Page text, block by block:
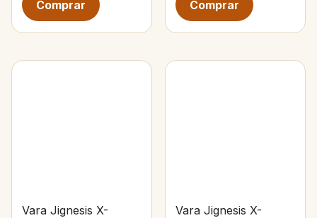
Vara Jignesis X-
Vara Jignesis X-